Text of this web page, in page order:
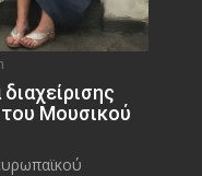
του Μουσικού